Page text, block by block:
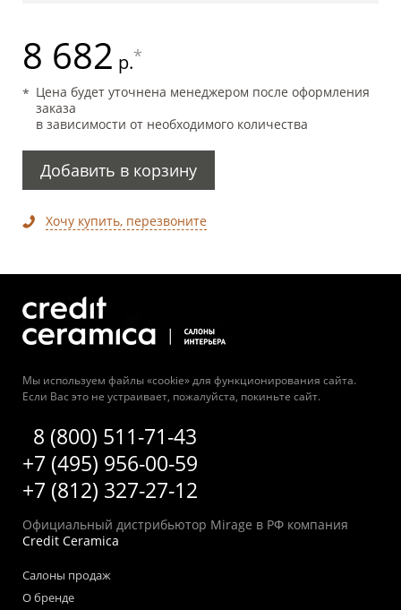
8 682 р.*
Цена будет уточнена менеджером после оформления
заказа
в зависимости от необходимого количества
Добавить в корзину
Хочу купить, перезвоните
Мы используем файлы «cookie» для функционирования сайта.
Если Вас это не устраивает, пожалуйста, покиньте сайт.
8 (800) 511-71-43
+7 (495) 956-00-59
+7 (812) 327-27-12
Официальный дистрибьютор Mirage в РФ компания
Credit Ceramica
Салоны продаж
О бренде